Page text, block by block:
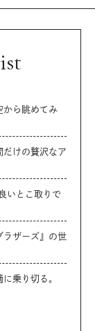
から眺めてみ
けの贅沢なア
いとこ取りで
ラザーズ』の世
乗り切る。